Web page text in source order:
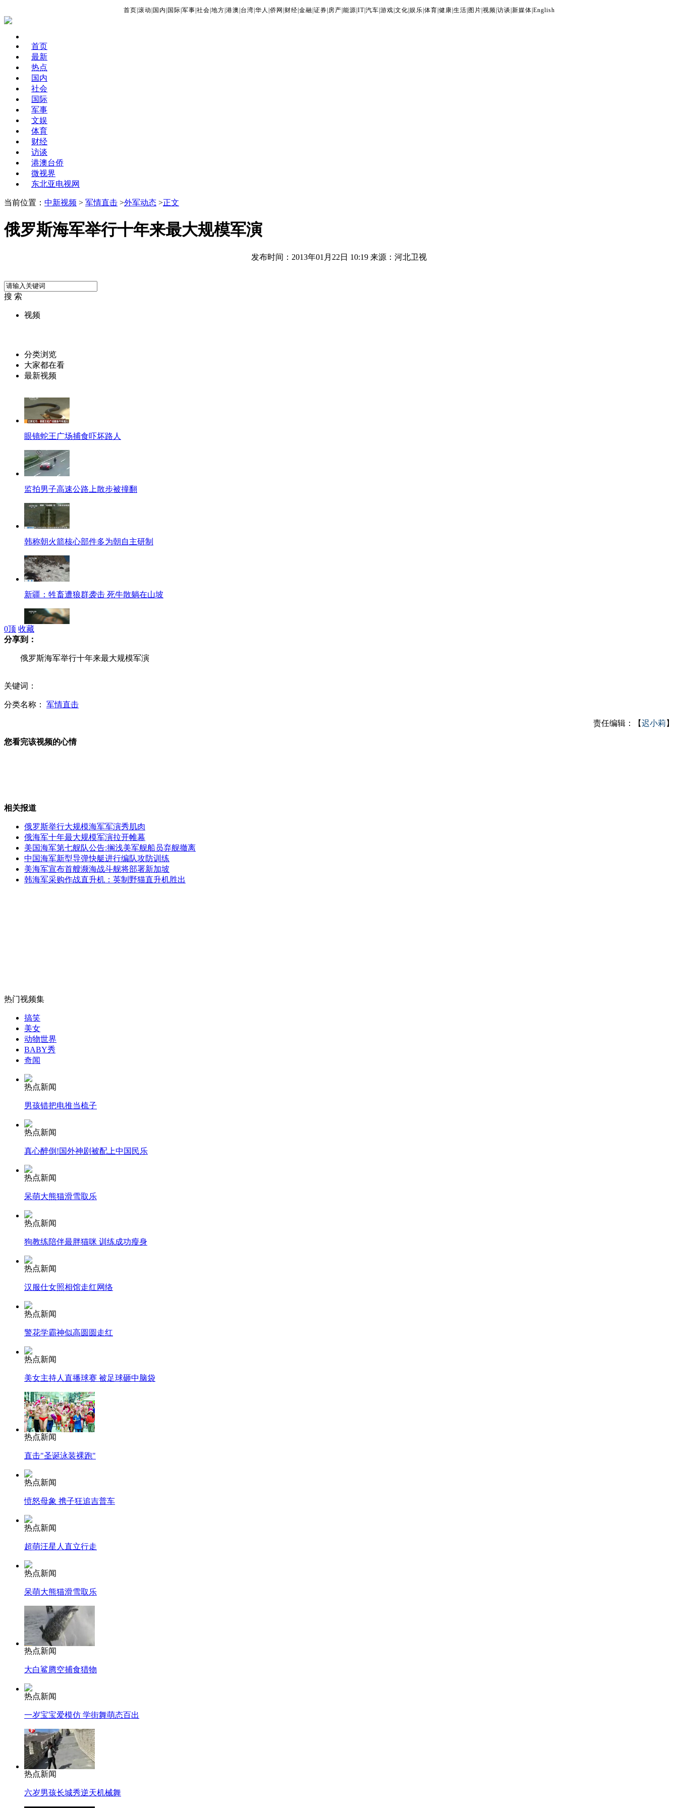
首页 滚动 国内 国际 军事 社会 地方 港澳 台湾 华人 侨网 财经 金融 证券 房产 能源 IT| 汽车 游戏 文化 娱乐 体育 健康 生活 图片 视频 访谈 新媒体 English
首页
最新
热点
国内
社会
国际
军事
文娱
体育
财经
访谈
港澳台侨
微视界
东北亚电视网
当前位置： 中新视频 > 军情直击 >外军动态 >正文
俄罗斯海军举行十年来最大规模军演
发布时间：2013年01月22日 10:19 来源：河北卫视
搜 索
视频
分类浏览
大家都在看
最新视频
眼镜蛇王广场捕食吓坏路人
监拍男子高速公路上散步被撞翻
韩称朝火箭核心部件多为朝自主研制
新疆：牲畜遭狼群袭击 死牛散躺在山坡
杭州免费腊八粥分发现场变垃圾场
台湾83%上班族肠道超龄10岁
奥地利：维也纳发生轻轨列车相撞事故
女孩北京地铁殴打老人 痛下狠手拳打脚踢
无痛分娩是否安全 医生回应
外交部：有关国家言论片面不公正
安徽一实载49人客车翻车
走！跟着总书记去植树
消防员救轻生者 花炮节热闹非凡 减压"枕头大战"
纽约上演“枕头大战”
司机酒驾遇交警 急速倒车逃窜
0顶 收藏
分享到：
俄罗斯海军举行十年来最大规模军演
关键词：
分类名称： 军情直击
责任编辑：【迟小莉 】
您看完该视频的心情
相关报道
俄罗斯举行大规模海军军演秀肌肉
俄海军十年最大规模军演拉开帷幕
美国海军第七舰队公告:搁浅美军舰船员弃舰撤离
中国海军新型导弹快艇进行编队攻防训练
美海军宣布首艘濒海战斗舰将部署新加坡
韩海军采购作战直升机：英制野猫直升机胜出
热门视频集
搞笑
美女
动物世界
BABY秀
奇闻
热点新闻
男孩错把电推当梳子
热点新闻
真心醉倒!国外神剧被配上中国民乐
热点新闻
呆萌大熊猫滑雪取乐
热点新闻
狗教练陪伴最胖猫咪 训练成功瘦身
热点新闻
汉服仕女照相馆走红网络
热点新闻
警花学霸神似高圆圆走红
热点新闻
美女主持人直播球赛 被足球砸中脑袋
热点新闻
直击"圣诞泳装裸跑"
热点新闻
愤怒母象 携子狂追吉普车
热点新闻
超萌汪星人直立行走
热点新闻
呆萌大熊猫滑雪取乐
热点新闻
大白鲨腾空捕食猎物
热点新闻
一岁宝宝爱模仿 学街舞萌态百出
热点新闻
六岁男孩长城秀逆天机械舞